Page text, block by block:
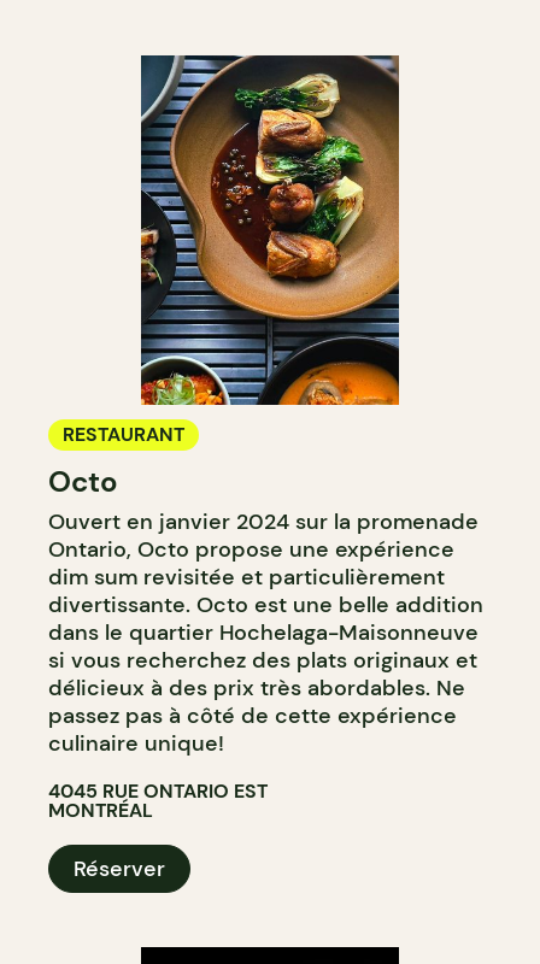
RESTAURANT
Octo
Ouvert en janvier 2024 sur la promenade
Ontario, Octo propose une expérience
dim sum revisitée et particulièrement
divertissante. Octo est une belle addition
dans le quartier Hochelaga-Maisonneuve
si vous recherchez des plats originaux et
délicieux à des prix très abordables. Ne
passez pas à côté de cette expérience
culinaire unique!
4045 RUE ONTARIO EST
MONTRÉAL
Réserver